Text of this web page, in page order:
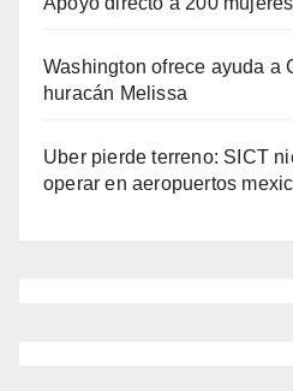
Washington ofrece ayuda a
huracán Melissa
Uber pierde terreno: SICT
operar en aeropuertos